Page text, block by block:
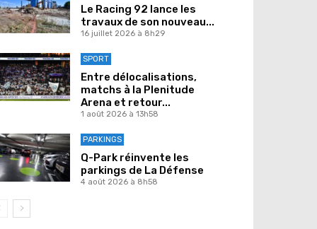
Le Racing 92 lance les
travaux de son nouveau...
16 juillet 2026 à 8h29
SPORT
Entre délocalisations,
matchs à la Plenitude
Arena et retour...
1 août 2026 à 13h58
PARKINGS
Q-Park réinvente les
parkings de La Défense
4 août 2026 à 8h58